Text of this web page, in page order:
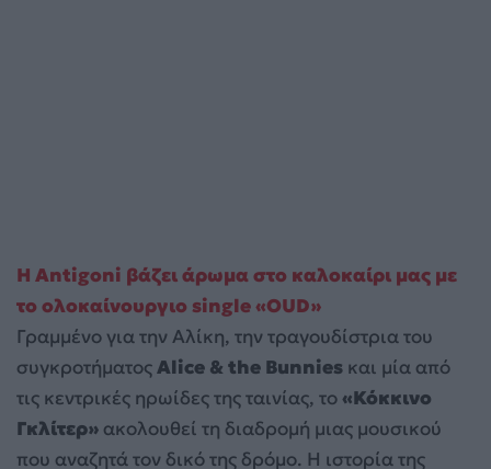
Η Antigoni βάζει άρωμα στο καλοκαίρι μας με
το ολοκαίνουργιο single «OUD»
Γραμμένο για την Αλίκη, την τραγουδίστρια του
συγκροτήματοςAlice & the Bunnies και μία από
τις κεντρικές ηρωίδες της ταινίας, το«Κόκκινο
Γκλίτερ» ακολουθεί τη διαδρομή μιας μουσικού
που αναζητά τον δικό της δρόμο. Η ιστορία της